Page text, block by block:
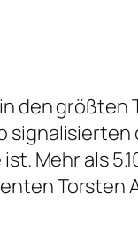
den
Mehr als
Torsten